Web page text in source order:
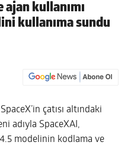
kullanımı
kullanıma sundu
çatısı altındaki
adıyla SpaceXAI,
modelinin kodlama ve